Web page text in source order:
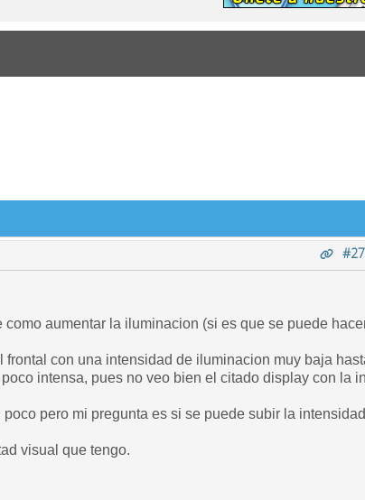
aumentar la iluminacion (si es que se puede
con una intensidad de iluminacion muy baja
intensa, pues no veo bien el citado display con la
pero mi pregunta es si se puede subir la
visual que tengo.